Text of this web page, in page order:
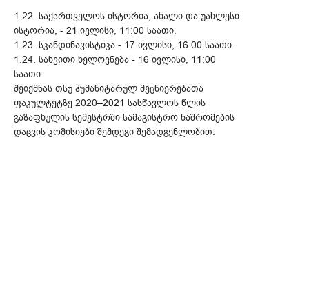
1.22. საქართველოს ისტორია, ახალი და უახლესი
ისტორია, - 21 ივლისი, 11:00 საათი.
1.23. სკანდინავისტიკა - 17 ივლისი, 16:00 საათი.
1.24. სახვითი ხელოვნება - 16 ივლისი, 11:00
საათი.
შეიქმნას თსუ ჰუმანიტარულ მეცნიერებათა
ფაკულტეტზე 2020–2021 სასწავლოს წლის
გაზაფხულის სემესტრში სამაგისტრო ნაშრომების
დაცვის კომისიები შემდეგი შემადგენლობით: